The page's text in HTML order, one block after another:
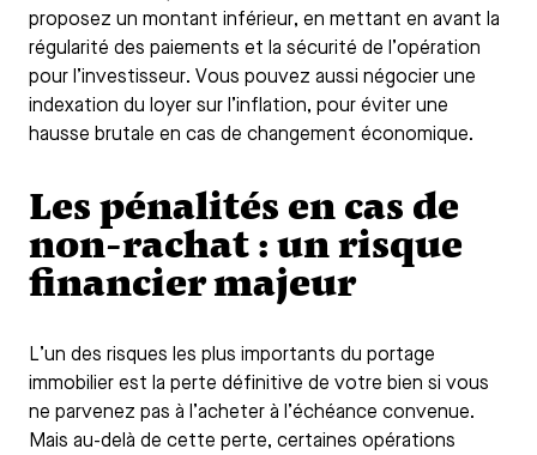
proposez un montant inférieur, en mettant en avant la
régularité des paiements et la sécurité de l’opération
pour l’investisseur. Vous pouvez aussi négocier une
indexation du loyer sur l’inflation, pour éviter une
hausse brutale en cas de changement économique.
Les pénalités en cas de
non-rachat : un risque
financier majeur
L’un des risques les plus importants du portage
immobilier est la perte définitive de votre bien si vous
ne parvenez pas à l’acheter à l’échéance convenue.
Mais au-delà de cette perte, certaines opérations